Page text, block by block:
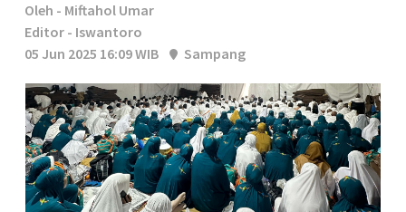
Oleh - Miftahol Umar
Editor - Iswantoro
05 Jun 2025 16:09 WIB
Sampang